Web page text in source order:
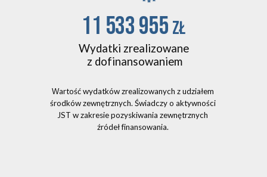
11 533 955 zł
Wydatki zrealizowane
z dofinansowaniem
Wartość wydatków zrealizowanych z udziałem
środków zewnętrznych. Świadczy o aktywności
JST w zakresie pozyskiwania zewnętrznych
źródeł finansowania.